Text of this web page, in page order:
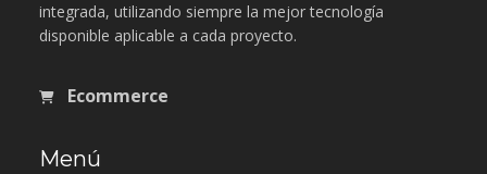
integrada, utilizando siempre la mejor tecnología
disponible aplicable a cada proyecto.
Ecommerce
Menú